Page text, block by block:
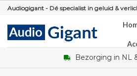
Skip
content
Audiogigant - Dé specialist in geluid &
Bezorging in NL